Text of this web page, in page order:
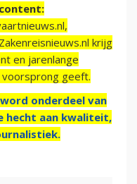
krijg
en jarenlange
geeft.
onderdeel van
hecht aan kwaliteit,